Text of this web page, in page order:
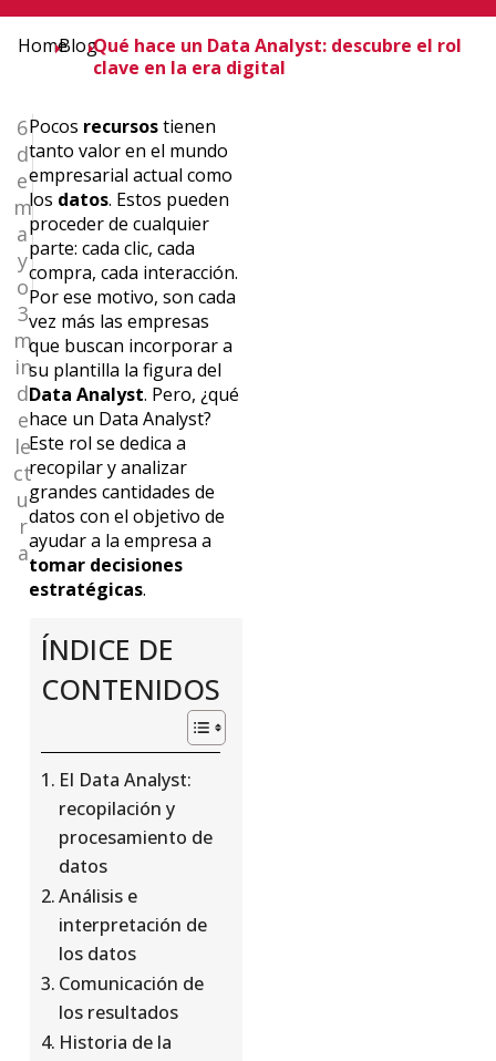
HomeBlogQué hace un Data Analyst: descubre el rol
clave en la era digital
6
d
e
m
a
y
o
3
m
in
d
e
le
ct
u
r
a
Pocos recursostienen
tanto valor en el mundo
empresarial actual como
los datos. Estos pueden
proceder de cualquier
parte: cada clic, cada
compra, cada interacción.
Por ese motivo, son cada
vez más las empresas
que buscan incorporar a
su plantilla la figura del
Data Analyst. Pero, ¿qué
hace un Data Analyst?
Este rol se dedica a
recopilar y analizar
grandes cantidades de
datos con el objetivo de
ayudar a la empresa a
tomar decisiones
estratégicas.
ÍNDICE DE
CONTENIDOS
El Data Analyst:
recopilación y
procesamiento de
datos
Análisis e
interpretación de
los datos
Comunicación de
los resultados
Historia de la